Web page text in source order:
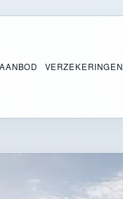
VERZEKERINGEN